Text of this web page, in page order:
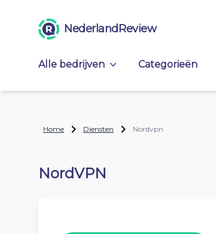
NederlandReview
Alle bedrijven Categorieën
Home Diensten Nordvpn
NordVPN